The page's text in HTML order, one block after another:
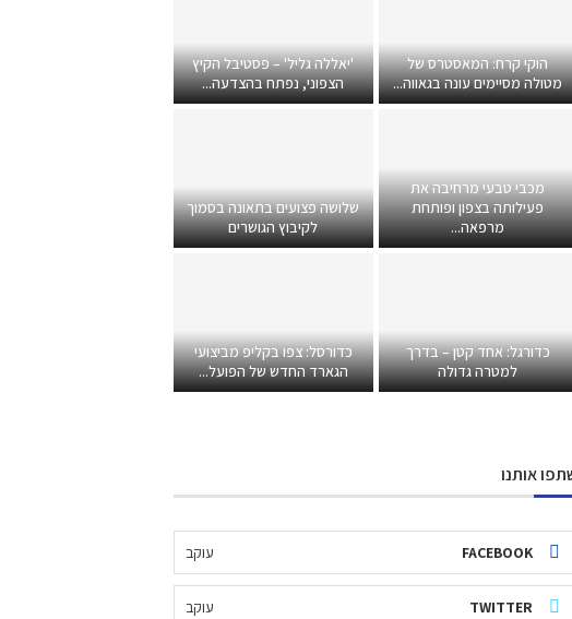
הוקי קרח: המאסטרס של
מטולה מסיימים עונה בגאווה...
'יאללה גליל' – פסטיבל הקיץ
הצפוני, נפתח בהצדעה...
מכבי טבעי מרחיבה את
פעילותה בצפון ופותחת
מרפאה...
שלושה פצועים בתאונה בסמוך
לקיבוץ הגושרים
כדורגל: אחד קטן – בדרך
למטרה גדולה
כדורסל: צפו בקליפ מביצועי
הגארד החדש של הפועל...
אותנו
FACEBOOK עוקב
TWITTER עוקב